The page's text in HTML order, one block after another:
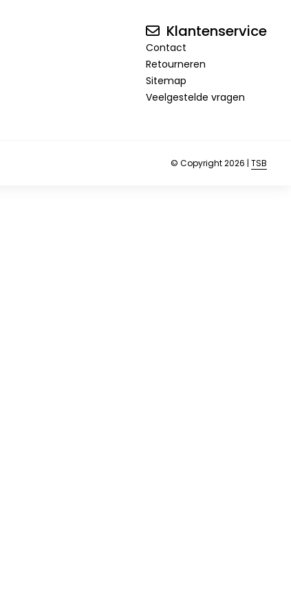
Klantenservice
Contact
Retourneren
Sitemap
Veelgestelde vragen
© Copyright 2026 | TSB